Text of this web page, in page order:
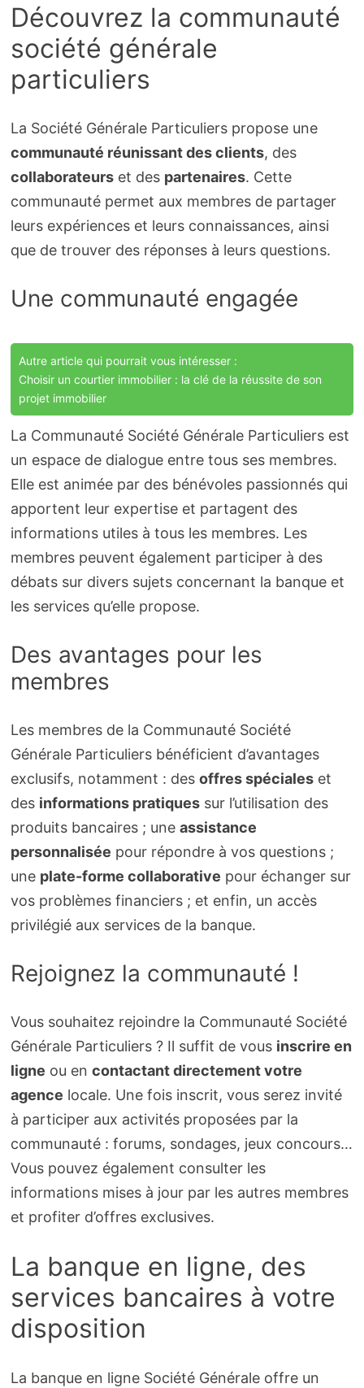
Découvrez la communauté
société générale
particuliers
La Société Générale Particuliers propose une
communauté réunissant des clients, des
collaborateurset des partenaires. Cette
communauté permet aux membres de partager
leurs expériences et leurs connaissances, ainsi
que de trouver des réponses à leurs questions.
Une communauté engagée
Autre article qui pourrait vous intéresser :
Choisir un courtier immobilier : la clé de la réussite de son
projet immobilier
La Communauté Société Générale Particuliers est
un espace de dialogue entre tous ses membres.
Elle est animée par des bénévoles passionnés qui
apportent leur expertise et partagent des
informations utiles à tous les membres. Les
membres peuvent également participer à des
débats sur divers sujets concernant la banque et
les services qu’elle propose.
Des avantages pour les
membres
Les membres de la Communauté Société
Générale Particuliers bénéficient d’avantages
exclusifs, notamment : des offres spécialeset
des informations pratiquessur l’utilisation des
produits bancaires ; une assistance
personnalisée pour répondre à vos questions ;
une plate-forme collaborative pour échanger sur
vos problèmes financiers ; et enfin, un accès
privilégié aux services de la banque.
Rejoignez la communauté !
Vous souhaitez rejoindre la Communauté Société
Générale Particuliers ? Il suffit de vous inscrire en
ligne ou en contactant directement votre
agence locale. Une fois inscrit, vous serez invité
à participer aux activités proposées par la
communauté : forums, sondages, jeux concours…
Vous pouvez également consulter les
informations mises à jour par les autres membres
et profiter d’offres exclusives.
La banque en ligne, des
services bancaires à votre
disposition
La banque en ligne Société Générale offre un